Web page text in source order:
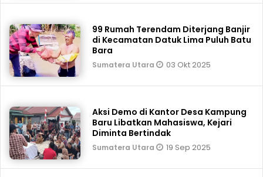
99 Rumah Terendam Diterjang Banjir
di Kecamatan Datuk Lima Puluh Batu
Bara
Sumatera Utara 03 Okt 2025
Aksi Demo di Kantor Desa Kampung
Baru Libatkan Mahasiswa, Kejari
Diminta Bertindak
Sumatera Utara 19 Sep 2025